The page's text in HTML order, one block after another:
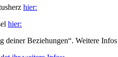
hier:
hier:
deiner Beziehungen“. Weitere